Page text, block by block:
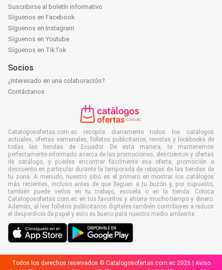
Suscribirse al boletín informativo
Síguenos en Facebook
Síguenos en Instagram
Síguenos en Youtube
Síguenos en TikTok
Socios
¿Interesado en una colaboración?
Contáctanos
Catalogosofertas.com.ec recopila diariamente todos los catálogos
actuales, ofertas semanales, folletos publicitarios, revistas y lookbooks de
todas las tiendas de Ecuador. De esta manera, te mantenemos
perfectamente informado acerca de las promociones, descuentos y ofertas
de catálogo, y puedes encontrar fácilmente esa oferta, promoción o
descuento en particular durante la temporada de rebajas de las tiendas de
tu zona. A menudo, nuestro sitio es el primero en mostrar los catálogos
más recientes, incluso antes de que lleguen a tu buzón y, por supuesto,
también puede verlos en tu trabajo, escuela o en la tienda. Coloca
Catalogosofertas.com.ec en tus favoritos y ahorra mucho tiempo y dinero.
Además, al leer folletos publicitarios digitales también contribuyes a reducir
el desperdicio de papel y esto es bueno para nuestro medio ambiente.
Todos los derechos reservados © Catalogosofertas.com.ec 2026 | Aviso